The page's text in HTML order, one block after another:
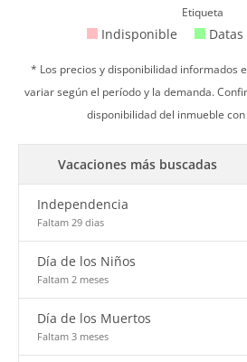
Etiqueta
Indisponible
* Los precios y disponibilidad informados
variar según el período y la demanda.
disponibilidad del inmueble
Vacaciones más buscadas
Independencia
Faltam 29 dias
Día de los Niños
Faltam 2 meses
Día de los Muertos
Faltam 3 meses